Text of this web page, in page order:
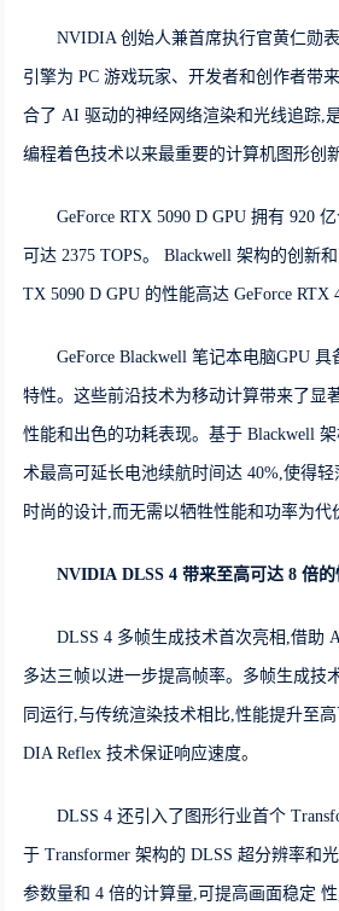
NVIDIA 创始人兼首席执行官黄仁勋
引擎为 PC 游戏玩家、开发者和创作者带
合了 AI 驱动的神经网络渲染和光线追踪,
编程着色技术以来最重要的计算机图形创
GeForce RTX 5090 D GPU 拥有 920
可达 2375 TOPS。 Blackwell 架构的创新
TX 5090 D GPU 的性能高达 GeForce RTX
GeForce Blackwell 笔记本电脑GPU
特性。这些前沿技术为移动计算带来了显
性能和出色的功耗表现。基于 Blackwell
术最高可延长电池续航时间达 40%,使得
时尚的设计,而无需以牺牲性能和功率为代
NVIDIA DLSS 4 带来至高可达8 倍
DLSS 4 多帧生成技术首次亮相,借助
多达三帧以进一步提高帧率。多帧生成技
同运行,与传统渲染技术相比,性能提升至
DIA Reflex 技术保证响应速度。
DLSS 4 还引入了图形行业首个
于 Transformer 架构的 DLSS 超分辨率和
参数量和 4 倍的计算量,可提高画面稳定